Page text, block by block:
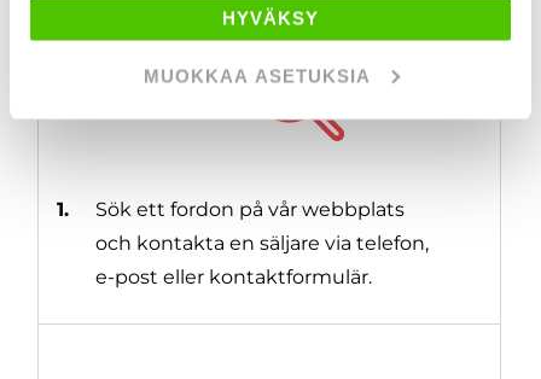
HYVÄKSY
MUOKKAA ASETUKSIA
1.
Sök ett fordon på vår webbplats
och kontakta en säljare via telefon,
e-post eller kontaktformulär.